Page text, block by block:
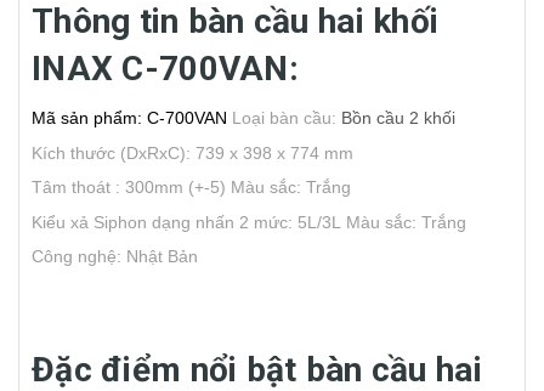
Thông tin bàn cầu hai khối
INAX C-700VAN:
Mã sản phẩm: C-700VAN Loại bàn cầu: Bồn cầu 2 khối
Kích thước (DxRxC): 739 x 398 x 774 mm
Tâm thoát : 300mm (+-5) Màu sắc: Trắng
Kiểu xả Siphon dạng nhấn 2 mức: 5L/3L
Màu sắc: Trắng
Công nghệ: Nhật Bản
Đặc điểm nổi bật bàn cầu hai